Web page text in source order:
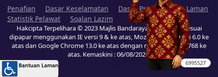
Penafian Dasar Keselamatan Dasar Privasi
Peta Laman
Statistik Pelawat
Soalan Lazim
Hakcipta Terpelihara © 2023 Majlis Bandaraya Ipoh (MBI). Sesuai
dipapar menggunakan IE versi 9 & ke atas, Mozilla Firefox versi 6.0 ke
atas dan Google Chrome 13.0 ke atas dengan resolusi 1024 x 768 ke
atas. Kemaskini :06/08/2026.
Jumlah Pelawat
6995527